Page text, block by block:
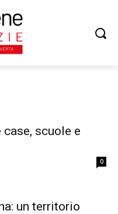
case, scuole e
0
un territorio